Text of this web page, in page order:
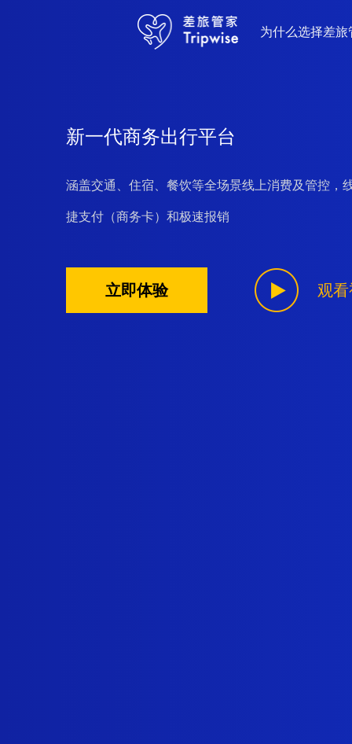
为什么选择差旅
新一代商务出行平台
涵盖交通、住宿、餐饮等全场景线上消费及管控，
捷支付（商务卡）和极速报销
立即体验 观